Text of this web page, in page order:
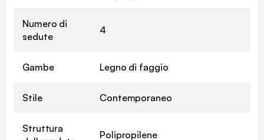
Numero di
sedute
4
Gambe Legno di faggio
Stile Contemporaneo
Struttura
Polipropilene